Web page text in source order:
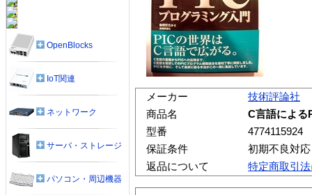
メーカー
技術評論社
商品名
C言語による
型番
4774115924
保証条件
初期不良対
返品について
特定商取引
OpenBlocks
IoT関連
ネットワーク
サーバ・ストレージ
パソコン・周辺機器